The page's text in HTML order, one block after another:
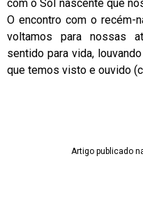
com o Sol nascente que
O encontro com o recém-
voltamos para nossas
sentido para vida,
que temos visto e ouvido
Artigo publicado